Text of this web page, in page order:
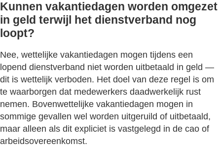
Kunnen vakantiedagen worden omgezet
in geld terwijl het dienstverband nog
loopt?
Nee, wettelijke vakantiedagen mogen tijdens een
lopend dienstverband niet worden uitbetaald in geld —
dit is wettelijk verboden. Het doel van deze regel is om
te waarborgen dat medewerkers daadwerkelijk rust
nemen. Bovenwettelijke vakantiedagen mogen in
sommige gevallen wel worden uitgeruild of uitbetaald,
maar alleen als dit expliciet is vastgelegd in de cao of
arbeidsovereenkomst.